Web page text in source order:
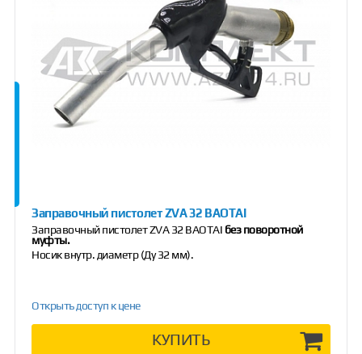
Заправочный пистолет ZVA 32 BAOTAI
Заправочный пистолет ZVA 32 BAOTAI без поворотной
муфты.
Носик внутр. диаметр (Ду 32 мм).
Открыть доступ к цене
КУПИТЬ